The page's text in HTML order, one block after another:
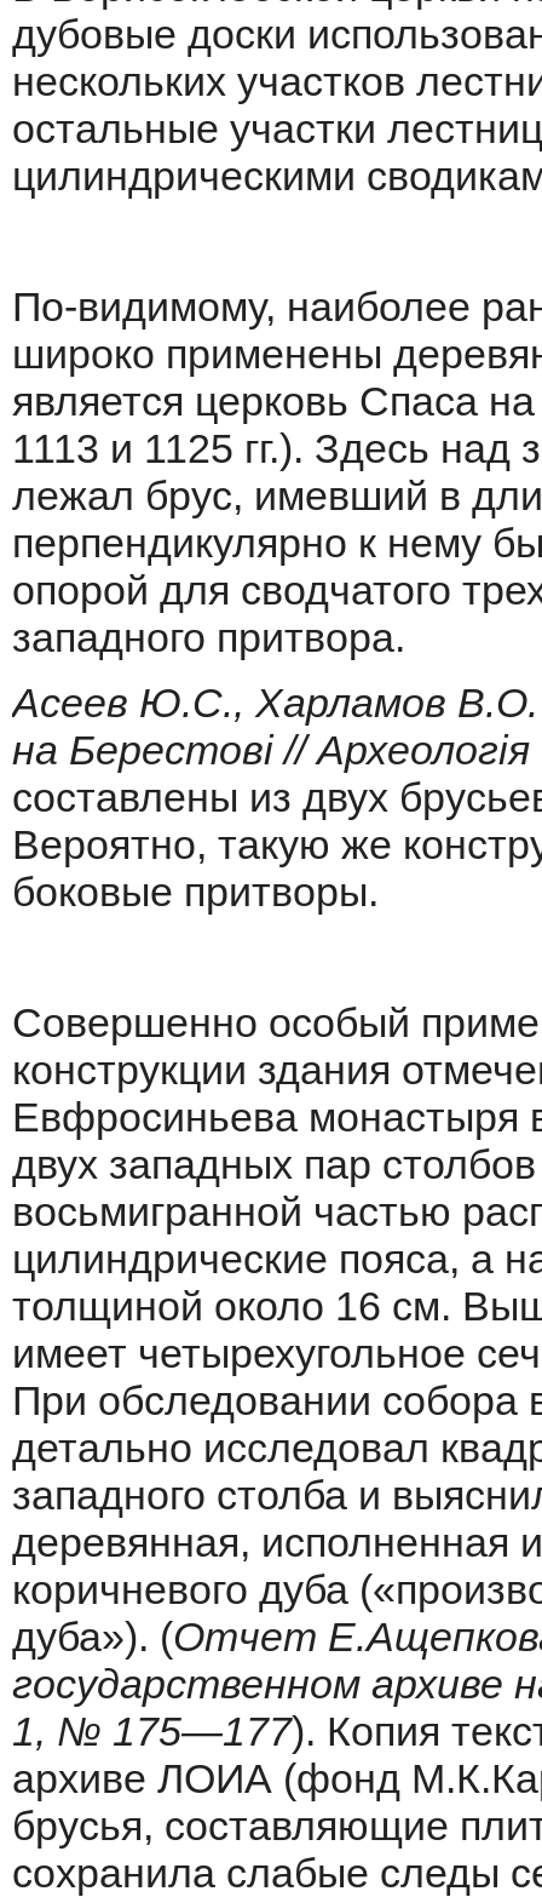
дубовые доски
нескольких участков
остальные участки
цилиндрическими
По-видимому, наиболее
широко применены
является церковь Спаса
1113 и 1125 гг.). Здесь
лежал брус, имевший в
перпендикулярно к нему
опорой для сводчатого
западного притвора.
Асеев Ю.С., Харламов В.О.
на Берестовi //
составлены из двух
Вероятно, такую же
боковые притворы.
Совершенно особый
конструкции здания
Евфросиньева монастыря
двух западных пар
восьмигранной частью
цилиндрические пояса, а
толщиной около 16 см.
имеет четырехугольное
При обследовании собора
детально исследовал
западного столба и
деревянная, исполненная
коричневого дуба
дуба»). (Отчет
государственном архиве
1, № 175—177). Копия
архиве ЛОИА (фонд
брусья, составляющие
сохранила слабые следы